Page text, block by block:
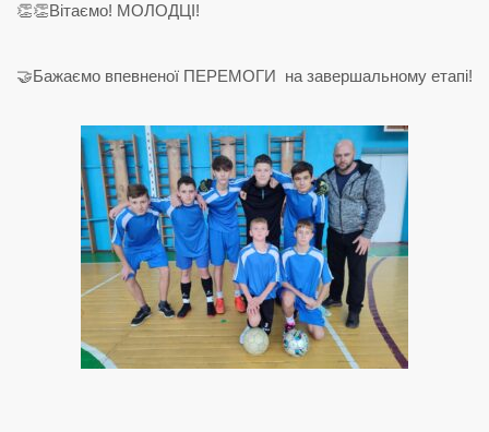
👏👏Вітаємо! МОЛОДЦІ!
🤝Бажаємо впевненої ПЕРЕМОГИ на завершальному етапі!